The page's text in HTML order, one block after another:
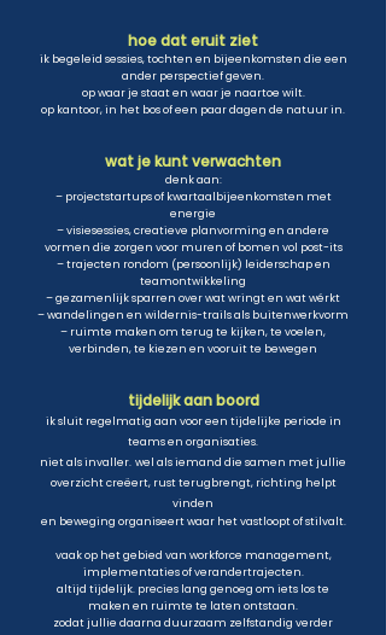
hoe dat eruit ziet
ik begeleid sessies, tochten en bijeenkomsten die een
ander perspectief geven.
op waar je staat en waar je naartoe wilt.
op kantoor, in het bos of een paar dagen de natuur in.
wat je kunt verwachten
denk aan:
– projectstartups of kwartaalbijeenkomsten met
energie
– visiesessies, creatieve planvorming en andere
vormen die zorgen voor muren of bomen vol post-its
– trajecten rondom (persoonlijk) leiderschap en
teamontwikkeling
– gezamenlijk sparren over wat wringt en wat wérkt
– wandelingen en wildernis-trails als buitenwerkvorm
– ruimte maken om terug te kijken, te voelen,
verbinden, te kiezen en vooruit te bewegen
tijdelijk aan boord
ik sluit regelmatig aan voor een tijdelijke periode in
teams en organisaties.
niet als invaller. wel als iemand die samen met jullie
overzicht creëert, rust terugbrengt, richting helpt
vinden
en beweging organiseert waar het vastloopt of stilvalt.
vaak op het gebied van workforce management,
implementaties of verandertrajecten.
altijd tijdelijk. precies lang genoeg om iets los te
maken en ruimte te laten ontstaan.
zodat jullie daarna duurzaam zelfstandig verder